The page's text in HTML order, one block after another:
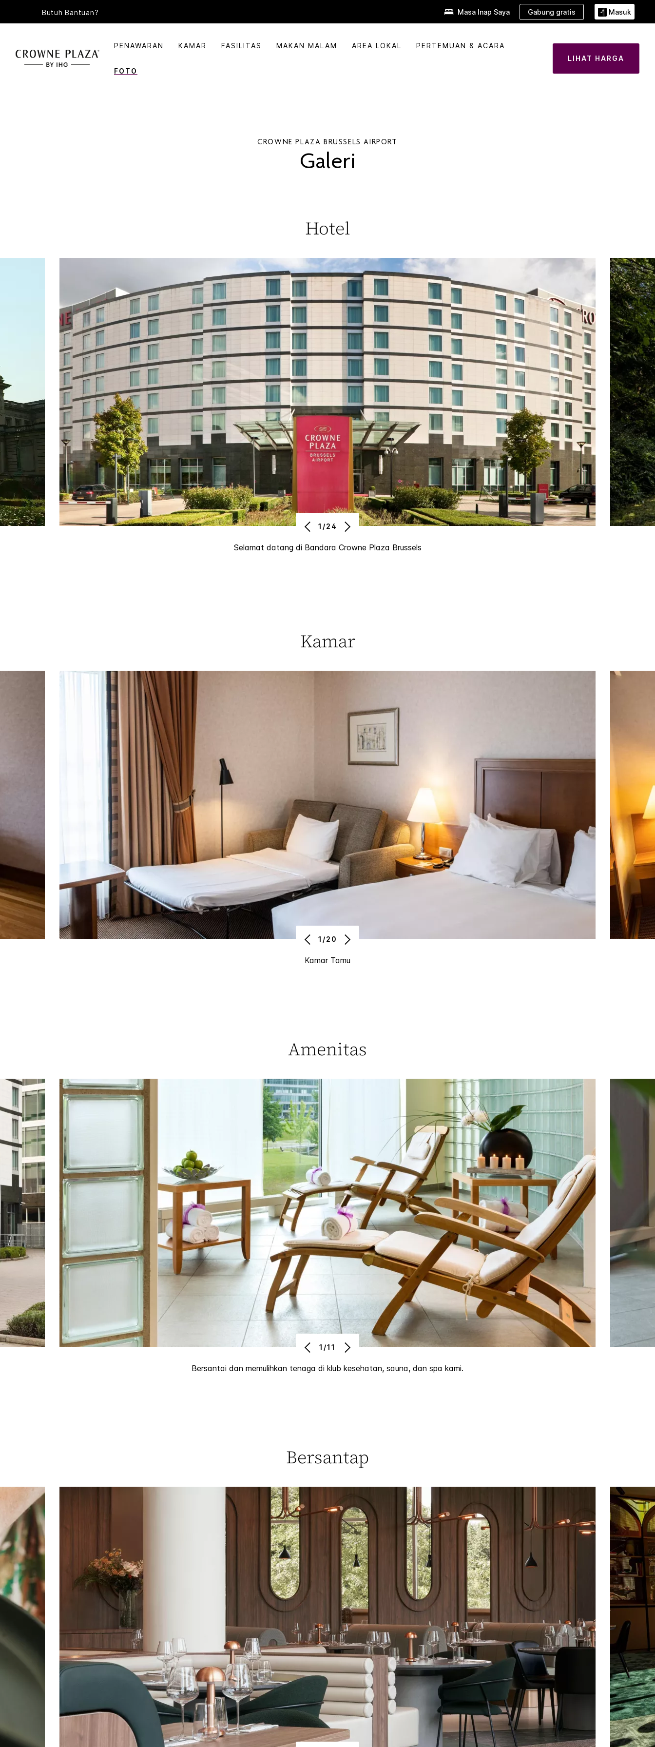
Butuh Bantuan? Masa Inap Saya Gabung gratis Masuk
PENAWARAN KAMAR FASILITAS MAKAN MALAM AREA LOKAL PERTEMUAN & ACARA
FOTO
LIHAT HARGA
CROWNE PLAZA BRUSSELS AIRPORT
Galeri
Hotel
Selamat datang di Bandara Crowne Plaza Brussels
1/24
Kamar
Kamar Tamu
1/20
Amenitas
Bersantai dan memulihkan tenaga di klub kesehatan, sauna, dan spa kami.
1/11
Bersantap